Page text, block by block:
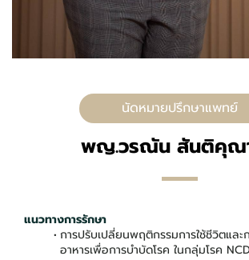
นัดหมายปรึกษาแพทย์
พญ.วรณัน สันติคุณ
แนวทางการรักษา
การปรับเปลี่ยนพฤติกรรมการใช้ชีวิตและ
อาหารเพื่อการบำบัดโรค ในกลุ่มโรค